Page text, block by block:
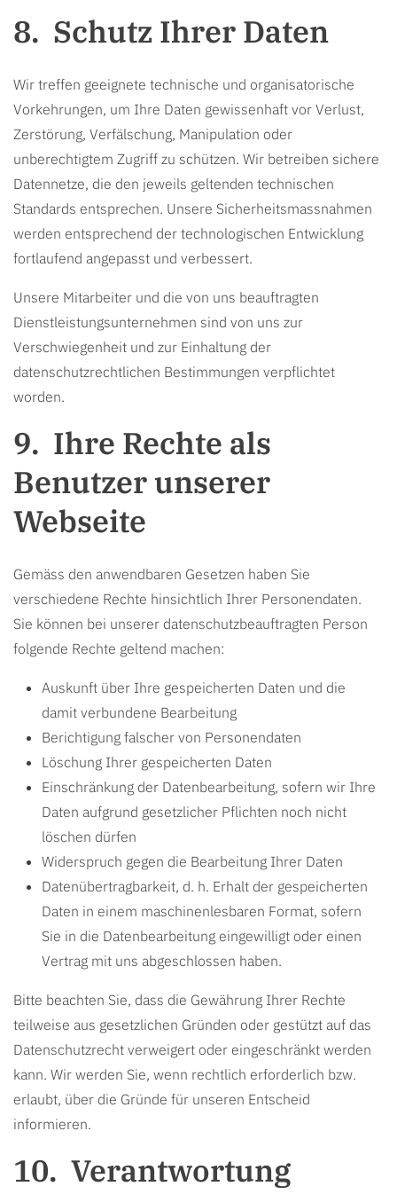
Schutz Ihrer Daten
Wir treffen geeignete technische und organisatorische
Vorkehrungen, um Ihre Daten gewissenhaft vor Verlust,
Zerstörung, Verfälschung, Manipulation oder
unberechtigtem Zugriff zu schützen. Wir betreiben sichere
Datennetze, die den jeweils geltenden technischen
Standards entsprechen. Unsere Sicherheitsmassnahmen
werden entsprechend der technologischen Entwicklung
fortlaufend angepasst und verbessert.
Unsere Mitarbeiter und die von uns beauftragten
Dienstleistungsunternehmen sind von uns zur
Verschwiegenheit und zur Einhaltung der
datenschutzrechtlichen Bestimmungen verpflichtet
worden.
Ihre Rechte als
Benutzer unserer
Webseite
Gemäss den anwendbaren Gesetzen haben Sie
verschiedene Rechte hinsichtlich Ihrer Personendaten.
Sie können bei unserer datenschutzbeauftragten Person
folgende Rechte geltend machen:
Auskunft über Ihre gespeicherten Daten und die
damit verbundene Bearbeitung
Berichtigung falscher von Personendaten
Löschung Ihrer gespeicherten Daten
Einschränkung der Datenbearbeitung, sofern wir Ihre
Daten aufgrund gesetzlicher Pflichten noch nicht
löschen dürfen
Widerspruch gegen die Bearbeitung Ihrer Daten
Datenübertragbarkeit, d. h. Erhalt der gespeicherten
Daten in einem maschinenlesbaren Format, sofern
Sie in die Datenbearbeitung eingewilligt oder einen
Vertrag mit uns abgeschlossen haben.
Bitte beachten Sie, dass die Gewährung Ihrer Rechte
teilweise aus gesetzlichen Gründen oder gestützt auf das
Datenschutzrecht verweigert oder eingeschränkt werden
kann. Wir werden Sie, wenn rechtlich erforderlich bzw.
erlaubt, über die Gründe für unseren Entscheid
informieren.
Verantwortung